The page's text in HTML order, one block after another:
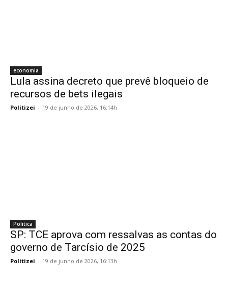
economia
Lula assina decreto que prevê bloqueio de
recursos de bets ilegais
Politizei - 19 de junho de 2026, 16:14h
Politica
SP: TCE aprova com ressalvas as contas do
governo de Tarcísio de 2025
Politizei - 19 de junho de 2026, 16:13h